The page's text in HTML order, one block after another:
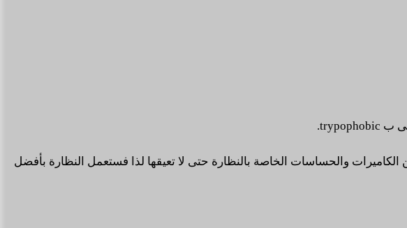
والحساسات الخاصة بالنظارة حتى لا تعيقها لذا فستعمل النظارة بأفضل